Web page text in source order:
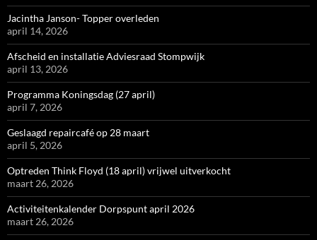
Jacintha Janson- Topper overleden
april 14, 2026
Afscheid en installatie Adviesraad Stompwijk
april 13, 2026
Programma Koningsdag (27 april)
april 7, 2026
Geslaagd repaircafé op 28 maart
april 5, 2026
Optreden Think Floyd (18 april) vrijwel uitverkocht
maart 26, 2026
Activiteitenkalender Dorpspunt april 2026
maart 26, 2026